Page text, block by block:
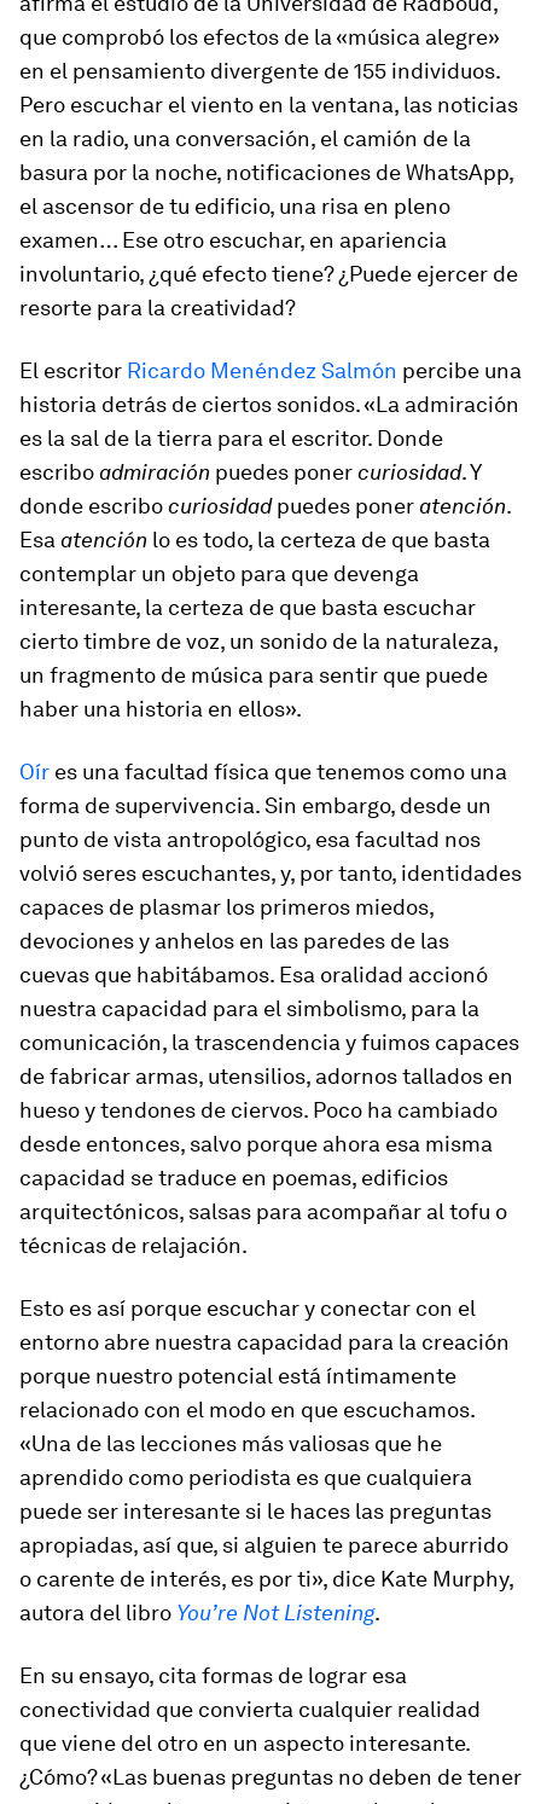
que comprobó los efectos de la «música alegre»
en el pensamiento divergente de 155 individuos.
Pero escuchar el viento en la ventana, las noticias
en la radio, una conversación, el camión de la
basura por la noche, notificaciones de WhatsApp,
el ascensor de tu edificio, una risa en pleno
examen… Ese otro escuchar, en apariencia
involuntario, ¿qué efecto tiene? ¿Puede ejercer de
resorte para la creatividad?
El escritor Ricardo Menéndez Salmón percibe una
historia detrás de ciertos sonidos. «La admiración
es la sal de la tierra para el escritor. Donde
escriboadmiración puedes ponercuriosidad. Y
donde escribocuriosidadpuedes poneratención.
Esa atención lo es todo, la certeza de que basta
contemplar un objeto para que devenga
interesante, la certeza de que basta escuchar
cierto timbre de voz, un sonido de la naturaleza,
un fragmento de música para sentir que puede
haber una historia en ellos».
Oír es una facultad física que tenemos como una
forma de supervivencia. Sin embargo, desde un
punto de vista antropológico, esa facultad nos
volvió seres escuchantes, y, por tanto, identidades
capaces de plasmar los primeros miedos,
devociones y anhelos en las paredes de las
cuevas que habitábamos. Esa oralidad accionó
nuestra capacidad para el simbolismo, para la
comunicación, la trascendencia y fuimos capaces
de fabricar armas, utensilios, adornos tallados en
hueso y tendones de ciervos. Poco ha cambiado
desde entonces, salvo porque ahora esa misma
capacidad se traduce en poemas, edificios
arquitectónicos, salsas para acompañar al tofu o
técnicas de relajación.
Esto es así porque escuchar y conectar con el
entorno abre nuestra capacidad para la creación
porque nuestro potencial está íntimamente
relacionado con el modo en que escuchamos.
«Una de las lecciones más valiosas que he
aprendido como periodista es que cualquiera
puede ser interesante si le haces las preguntas
apropiadas, así que, si alguien te parece aburrido
o carente de interés, es por ti», dice Kate Murphy,
autora del libro You’re Not Listening.
En su ensayo, cita formas de lograr esa
conectividad que convierta cualquier realidad
que viene del otro en un aspecto interesante.
¿Cómo? «Las buenas preguntas no deben de tener